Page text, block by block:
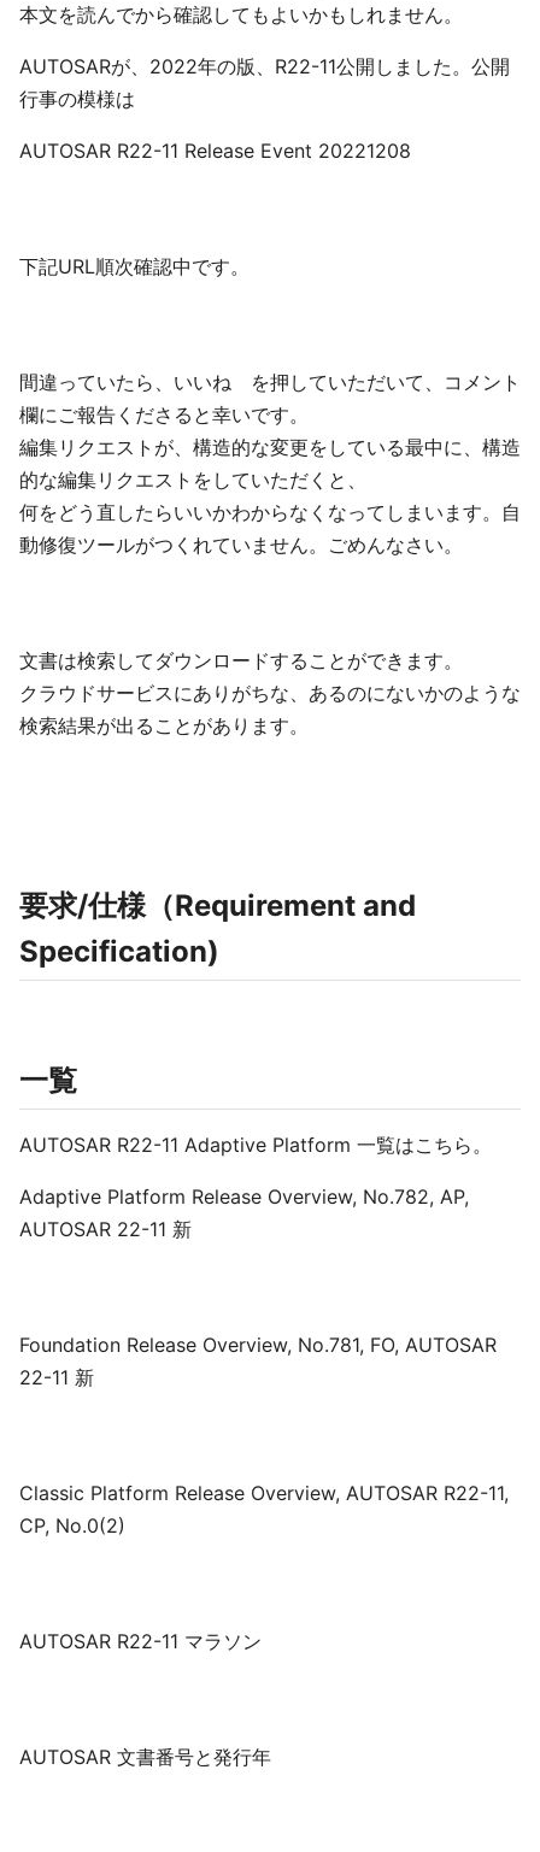
本文を読んでから確認してもよいかもしれません。
AUTOSARが、2022年の版、R22-11公開しました。公開
行事の模様は
AUTOSAR R22-11 Release Event 20221208
下記URL順次確認中です。
間違っていたら、いいね を押していただいて、コメント
欄にご報告くださると幸いです。
編集リクエストが、構造的な変更をしている最中に、構造
的な編集リクエストをしていただくと、
何をどう直したらいいかわからなくなってしまいます。自
動修復ツールがつくれていません。ごめんなさい。
文書は検索してダウンロードすることができます。
クラウドサービスにありがちな、あるのにないかのような
検索結果が出ることがあります。
要求/仕様（Requirement and
Specification)
一覧
AUTOSAR R22-11 Adaptive Platform 一覧はこちら。
Adaptive Platform Release Overview, No.782, AP,
AUTOSAR 22-11 新
Foundation Release Overview, No.781, FO, AUTOSAR
22-11 新
Classic Platform Release Overview, AUTOSAR R22-11,
CP, No.0(2)
AUTOSAR R22-11 マラソン
AUTOSAR 文書番号と発行年